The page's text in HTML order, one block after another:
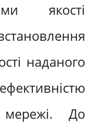
якості
наданого
мережі. До